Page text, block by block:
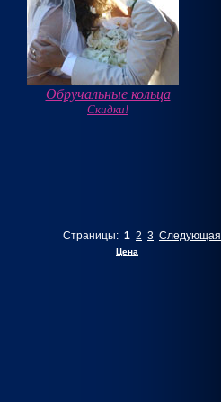
Обручальные кольца
Скидки!
Страницы: 1 2 3 Следующая
Цена